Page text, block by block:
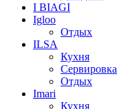
I BIAGI
Igloo
Отдых
ILSA
Кухня
Сервировка
Отдых
Imari
Кухня